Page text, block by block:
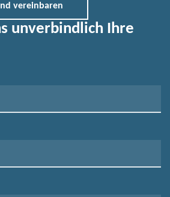
vereinbaren
unverbindlich Ihre